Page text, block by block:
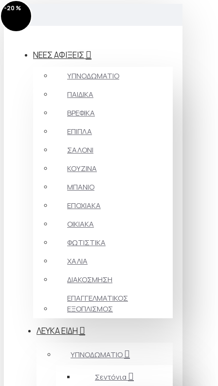
MENU
ΝΕΕΣ ΑΦΙΞΕΙΣ
ΥΠΝΟΔΩΜΑΤΙΟ
ΠΑΙΔΙΚΑ
ΒΡΕΦΙΚΑ
ΕΠΙΠΛΑ
ΣΑΛΟΝΙ
ΚΟΥΖΙΝΑ
ΜΠΑΝΙΟ
ΕΠΟΧΙΑΚΑ
ΟΙΚΙΑΚΑ
ΦΩΤΙΣΤΙΚΑ
ΧΑΛΙΑ
ΔΙΑΚΟΣΜΗΣΗ
ΕΠΑΓΓΕΛΜΑΤΙΚΟΣ
ΕΞΟΠΛΙΣΜΟΣ
ΛΕΥΚΑ ΕΙΔΗ
ΥΠΝΟΔΩΜΑΤΙΟ
Σεντόνια
-20 %
-20 %
-20 %
-20 %
-20 %
-26 %
-26 %
-20 %
-20 %
-20 %
-20 %
-20 %
-20 %